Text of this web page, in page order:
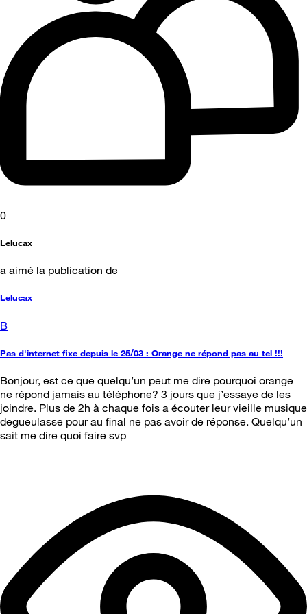
0
Lelucax
a aimé la publication de
Lelucax
B
Pas d'internet fixe depuis le 25/03 : Orange ne répond pas au tel !!!
Bonjour, est ce que quelqu’un peut me dire pourquoi orange
ne répond jamais au téléphone? 3 jours que j’essaye de les
joindre. Plus de 2h à chaque fois a écouter leur vieille musique
degueulasse pour au final ne pas avoir de réponse. Quelqu’un
sait me dire quoi faire svp